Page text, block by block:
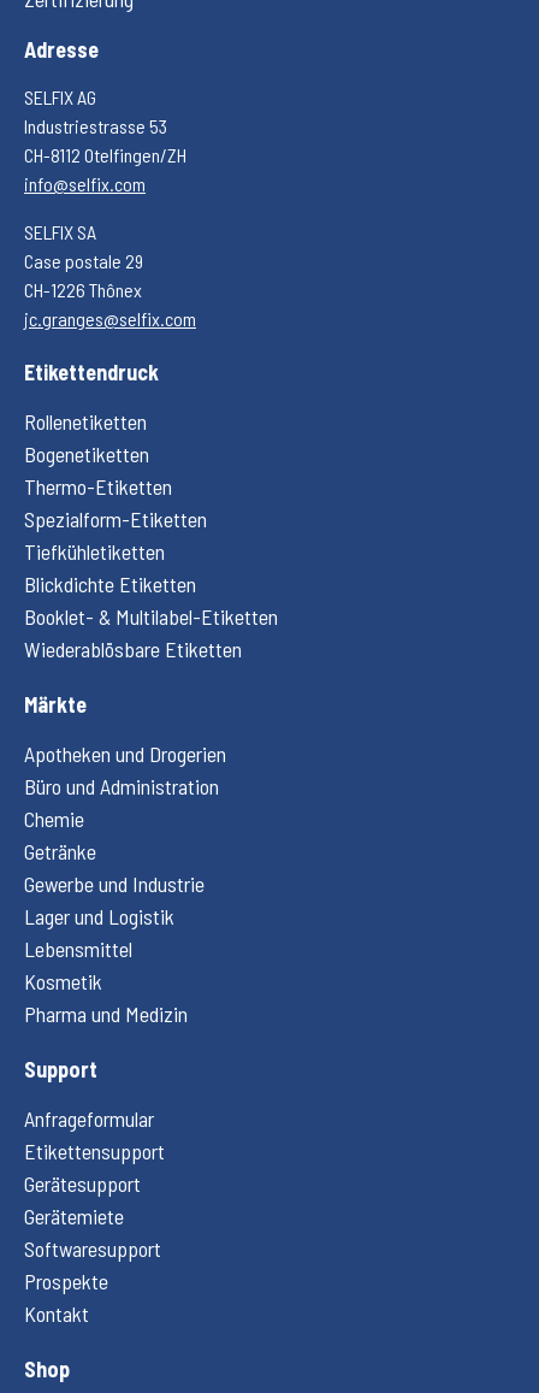
Adresse
SELFIX AG
Industriestrasse 53
CH-8112 Otelfingen/ZH
info@selfix.com
SELFIX SA
Case postale 29
CH-1226 Thônex
jc.granges@selfix.com
Etikettendruck
Rollenetiketten
Bogenetiketten
Thermo-Etiketten
Spezialform-Etiketten
Tiefkühletiketten
Blickdichte Etiketten
Booklet- & Multilabel-Etiketten
Wiederablösbare Etiketten
Märkte
Apotheken und Drogerien
Büro und Administration
Chemie
Getränke
Gewerbe und Industrie
Lager und Logistik
Lebensmittel
Kosmetik
Pharma und Medizin
Support
Anfrageformular
Etikettensupport
Gerätesupport
Gerätemiete
Softwaresupport
Prospekte
Kontakt
Shop